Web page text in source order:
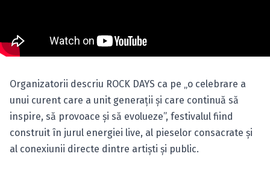
Organizatorii descriu ROCK DAYS ca pe „o celebrare a
unui curent care a unit generații și care continuă să
inspire, să provoace și să evolueze”, festivalul fiind
construit în jurul energiei live, al pieselor consacrate și
al conexiunii directe dintre artiști și public.